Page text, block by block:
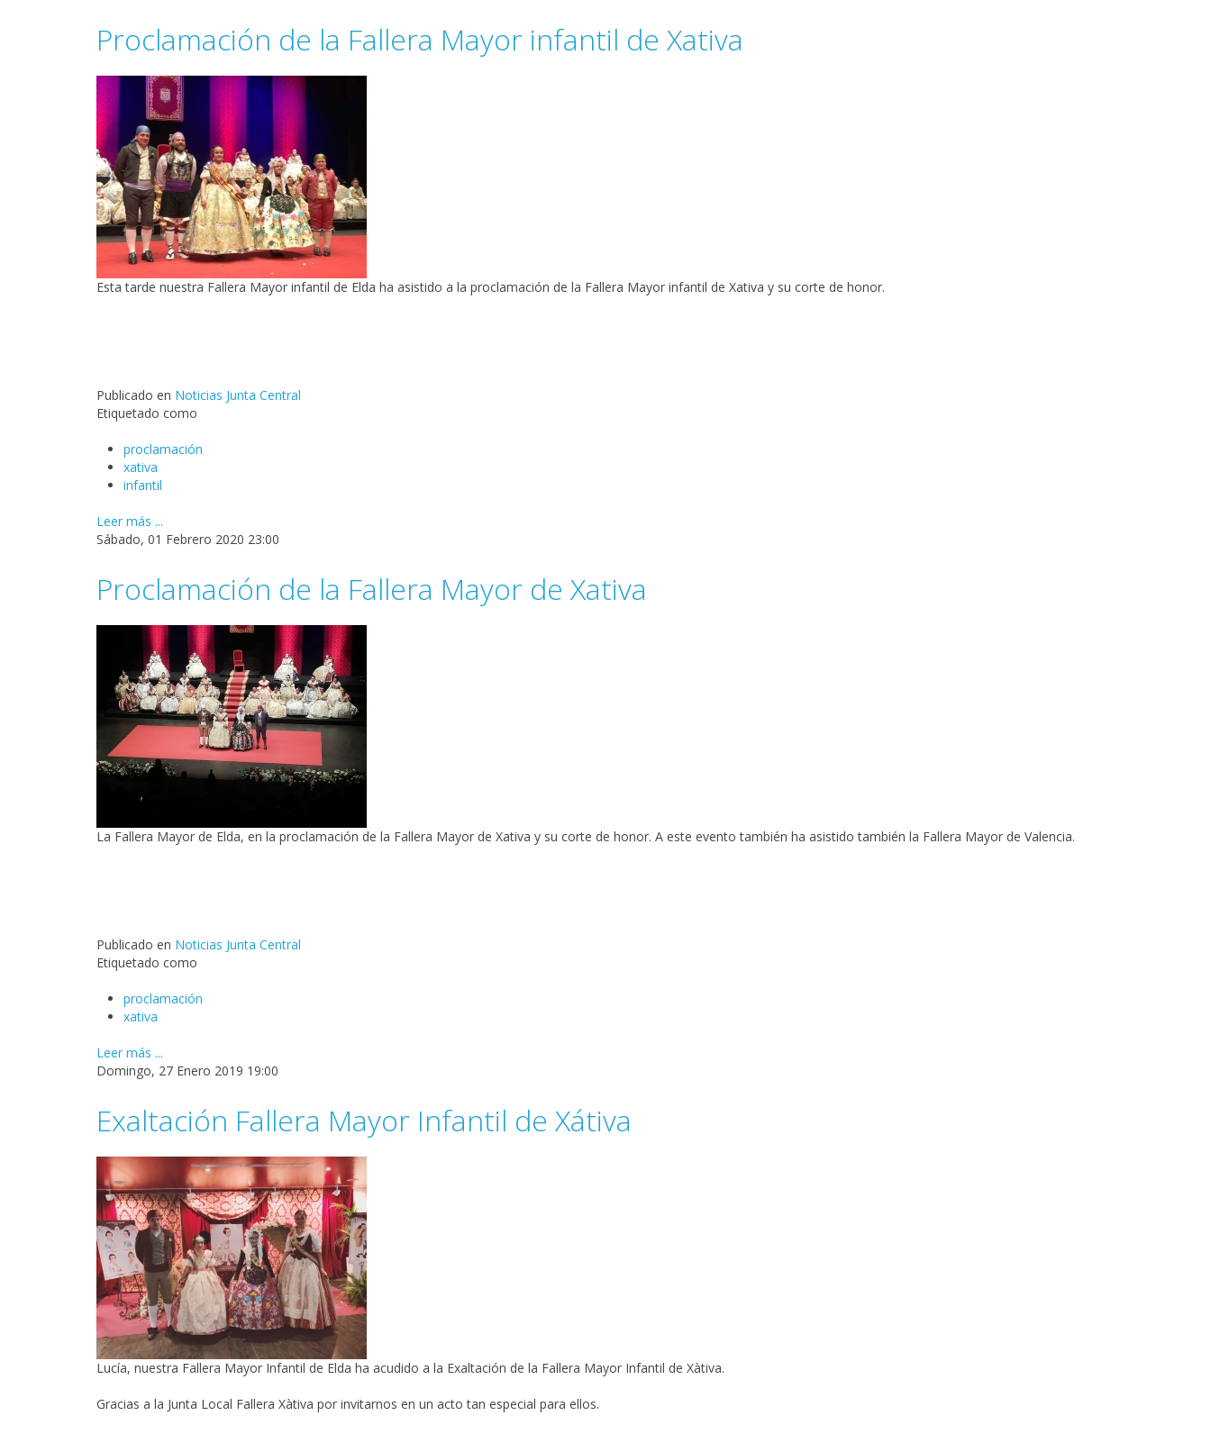
Proclamación de la Fallera Mayor infantil de Xativa
Esta tarde nuestra Fallera Mayor infantil de Elda ha asistido a la proclamación de la Fallera Mayor infantil de Xativa y su corte de honor.
Publicado en Noticias Junta Central
Etiquetado como
proclamación
xativa
infantil
Leer más ...
Sábado, 01 Febrero 2020 23:00
Proclamación de la Fallera Mayor de Xativa
La Fallera Mayor de Elda, en la proclamación de la Fallera Mayor de Xativa y su corte de honor. A este evento también ha asistido también la Fallera Mayor de Valencia.
Publicado en Noticias Junta Central
Etiquetado como
proclamación
xativa
Leer más ...
Domingo, 27 Enero 2019 19:00
Exaltación Fallera Mayor Infantil de Xátiva
Lucía, nuestra Fallera Mayor Infantil de Elda ha acudido a la Exaltación de la Fallera Mayor Infantil de Xàtiva.
Gracias a la Junta Local Fallera Xàtiva por invitarnos en un acto tan especial para ellos.